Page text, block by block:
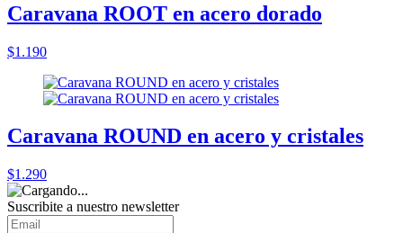
Caravana ROOT en acero dorado
$1.190
Caravana ROUND en acero y cristales
$1.290
Suscribite a nuestro newsletter